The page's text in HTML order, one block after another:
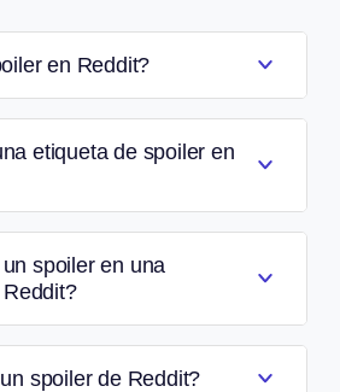
en Reddit?
etiqueta de spoiler en
spoiler en una
spoiler de Reddit?